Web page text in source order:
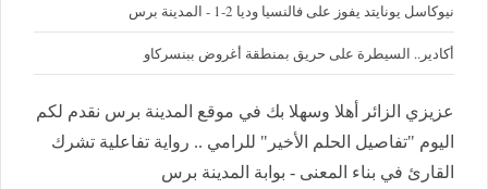
نيوكاسل يونايتد يفوز على فالنسيا وديا 2-1 - المدينة برس
أكادير.. السيطرة على حريق بمنطقة أغروض ببنسركاو
عزيزي الزائر أهلا وسهلا بك في موقع المدينة برس نقدم لكم
اليوم "تفاصيل الحلم الأخير" للرامي .. رواية تفاعلية تشرك
القارئ في بناء المعنى - بوابة المدينة برس